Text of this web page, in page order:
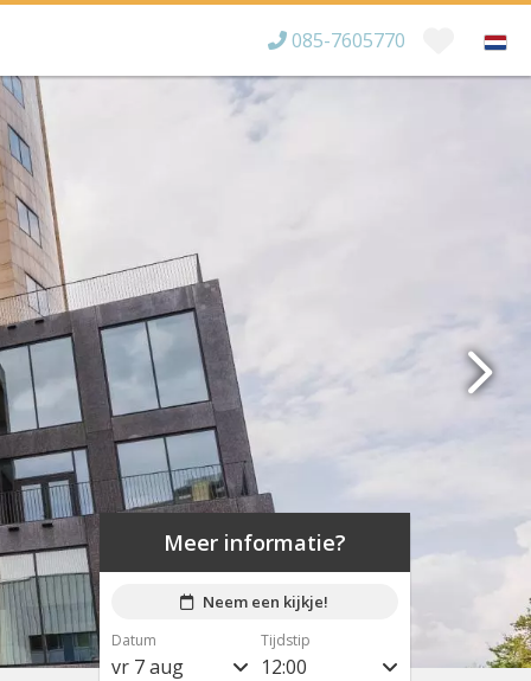
085-7605770
Bereikbaar tot
Meer informatie?
Neem een kijkje!
Datum
vr 7 aug
Tijdstip
8:00